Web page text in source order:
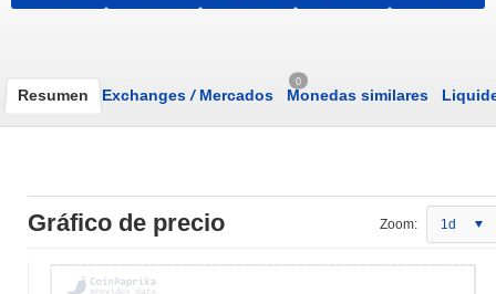
Resumen Exchanges /Mercados
0
Monedas similares
Gráfico de precio Zoom: 1d